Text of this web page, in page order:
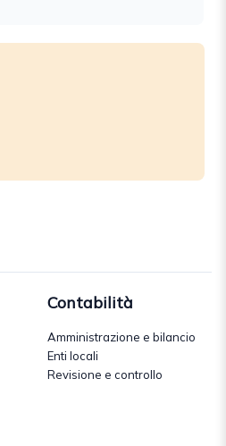
Contabilità
Amministrazione e bilancio
Enti locali
Revisione e controllo